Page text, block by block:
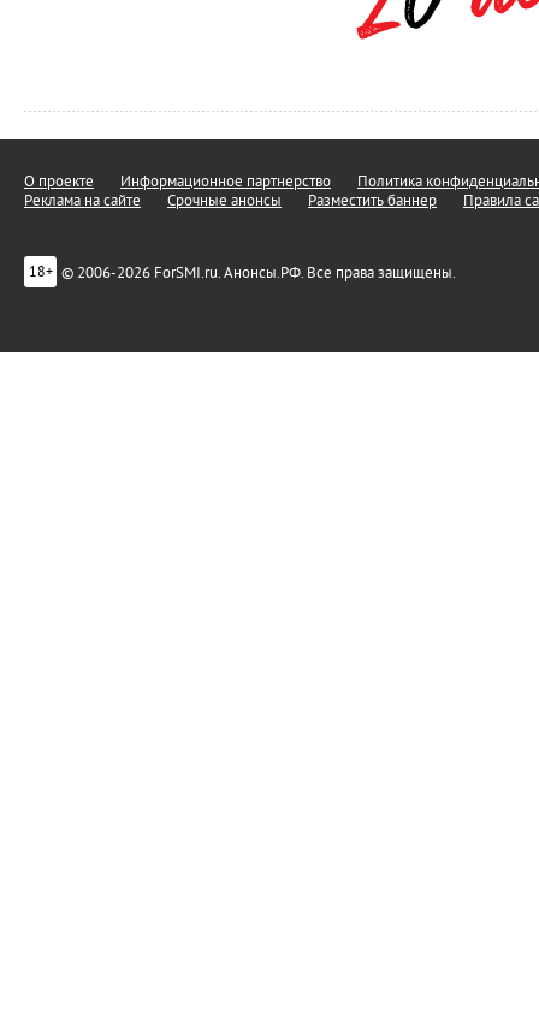
О проекте Информационное партнерство
Политика
Реклама на сайте
Срочные анонсы Разместить баннер Правила
18+ © 2006-2026 ForSMI.ru. Анонсы.РФ. Все права защищены.